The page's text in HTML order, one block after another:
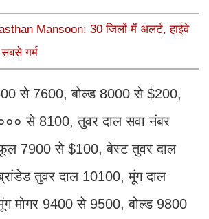
Mansoon: 30 जिलों में अलर्ट, हाईवे
गर्म
से 7600, बोल्ड 8000 से $200,
से 8100, तुवर दाल सवा नंबर
7900 से $100, बेस्ट तुवर दाल
तुवर दाल 10100, मूंग दाल
मोगर 9400 से 9500, बोल्ड 9800